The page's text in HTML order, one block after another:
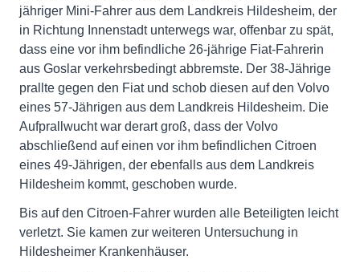
jähriger Mini-Fahrer aus dem Landkreis Hildesheim, der
in Richtung Innenstadt unterwegs war, offenbar zu spät,
dass eine vor ihm befindliche 26-jährige Fiat-Fahrerin
aus Goslar verkehrsbedingt abbremste. Der 38-Jährige
prallte gegen den Fiat und schob diesen auf den Volvo
eines 57-Jährigen aus dem Landkreis Hildesheim. Die
Aufprallwucht war derart groß, dass der Volvo
abschließend auf einen vor ihm befindlichen Citroen
eines 49-Jährigen, der ebenfalls aus dem Landkreis
Hildesheim kommt, geschoben wurde.
Bis auf den Citroen-Fahrer wurden alle Beteiligten leicht
verletzt. Sie kamen zur weiteren Untersuchung in
Hildesheimer Krankenhäuser.